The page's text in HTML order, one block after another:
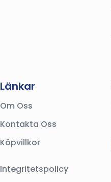
Länkar
Om Oss
Kontakta Oss
Köpvillkor
Integritetspolicy